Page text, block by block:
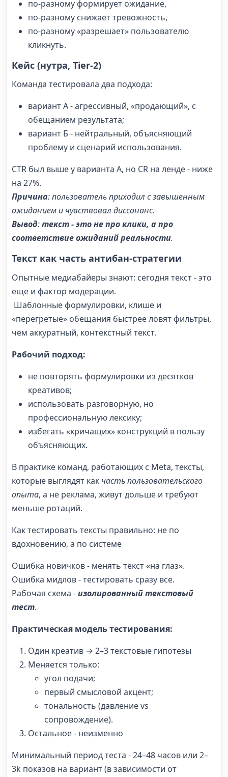
по-разному формирует ожидание,
по-разному снижает тревожность,
по-разному «разрешает» пользователю
кликнуть.
Кейс (нутра, Tier-2)
Команда тестировала два подхода:
вариант А - агрессивный, «продающий», с
обещанием результата;
вариант Б - нейтральный, объясняющий
проблему и сценарий использования.
CTR был выше у варианта А, но CR на ленде - ниже
на 27%.
Причина: пользователь приходил с завышенным
ожиданием и чувствовал диссонанс.
Вывод:текст - это не про клики, а про
соответствие ожиданий реальности.
Текст как часть антибан-стратегии
Опытные медиабайеры знают: сегодня текст - это
еще и фактор модерации.
Шаблонные формулировки, клише и
«перегретые» обещания быстрее ловят фильтры,
чем аккуратный, контекстный текст.
Рабочий подход:
не повторять формулировки из десятков
креативов;
использовать разговорную, но
профессиональную лексику;
избегать «кричащих» конструкций в пользу
объясняющих.
В практике команд, работающих с Meta, тексты,
которые выглядят как часть пользовательского
опыта, а не реклама, живут дольше и требуют
меньше ротаций.
Как тестировать тексты правильно: не по
вдохновению, а по системе
Ошибка новичков - менять текст «на глаз».
Ошибка мидлов - тестировать сразу все.
Рабочая схема - изолированный текстовый
тест.
Практическая модель тестирования:
Один креатив → 2–3 текстовые гипотезы
Меняется только:
угол подачи;
первый смысловой акцент;
тональность (давление vs
сопровождение).
Остальное - неизменно
Минимальный период теста - 24–48 часов или 2–
3k показов на вариант (в зависимости от